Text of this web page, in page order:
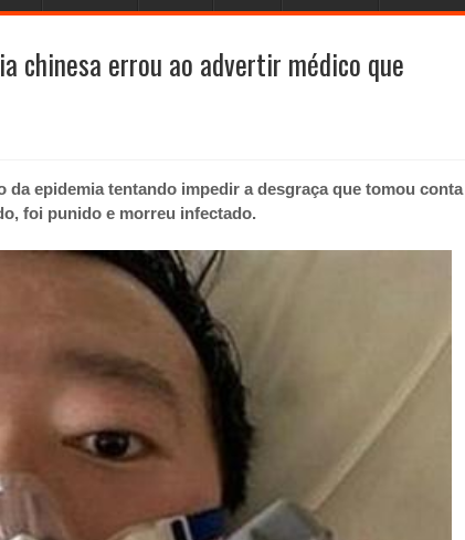
chinesa errou ao advertir médico que
da epidemiatentando impedir a desgraça que tomou conta
, foi punido e morreu infectado.